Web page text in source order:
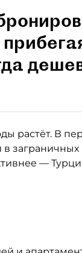
растёт. В
заграничных
—